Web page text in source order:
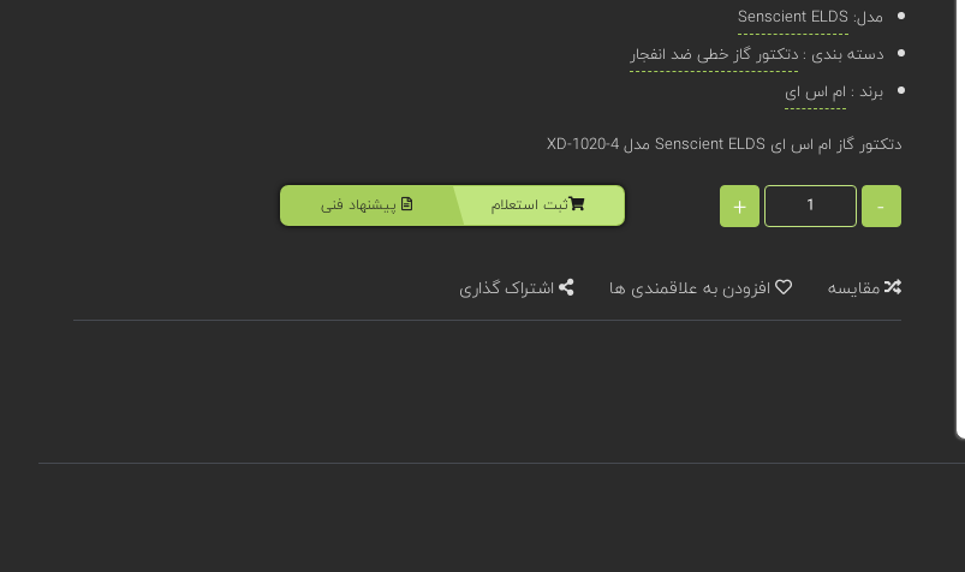
مدل: Senscient ELDS
دسته بندی :دتکتور گاز خطی ضد انفجار
برند : ام اس ای
دتکتور گاز ام اس ای Senscient ELDS مدل XD-1020-4
-
+ ثبت استعلام پیشنهاد فنی
مقایسه افزودن به علاقمندی ها اشتراک گذاری